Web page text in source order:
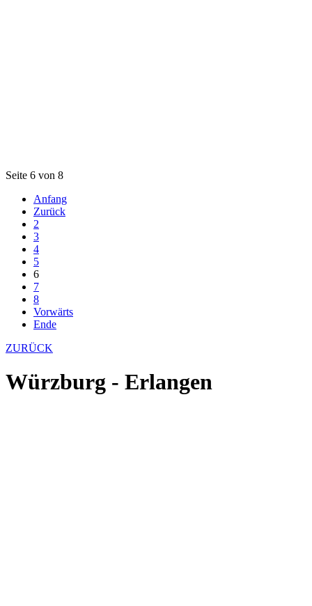
Seite 6 von 8
Anfang
Zurück
2
3
4
5
6
7
8
Vorwärts
Ende
ZURÜCK
Würzburg - Erlangen